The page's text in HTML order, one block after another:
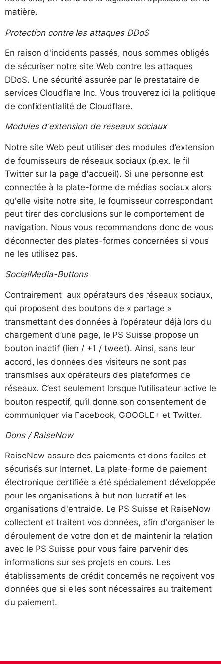
matière.
Protection contre les attaques DDoS
En raison d'incidents passés, nous sommes obligés
de sécuriser notre site Web contre les attaques
DDoS. Une sécurité assurée par le prestataire de
services Cloudflare Inc. Vous trouverez ici la politique
de confidentialité de Cloudflare.
Modules d'extension de réseaux sociaux
Notre site Web peut utiliser des modules d’extension
de fournisseurs de réseaux sociaux (p.ex. le fil
Twitter sur la page d'accueil). Si une personne est
connectée à la plate-forme de médias sociaux alors
qu'elle visite notre site, le fournisseur correspondant
peut tirer des conclusions sur le comportement de
navigation. Nous vous recommandons donc de vous
déconnecter des plates-formes concernées si vous
ne les utilisez pas.
SocialMedia-Buttons
Contrairement aux opérateurs des réseaux sociaux,
qui proposent des boutons de « partage »
transmettant des données à l’opérateur déjà lors du
chargement d’une page, le PS Suisse propose un
bouton inactif (lien / +1 / tweet). Ainsi, sans leur
accord, les données des visiteurs ne sont pas
transmises aux opérateurs des plateformes de
réseaux. C’est seulement lorsque l’utilisateur active le
bouton respectif, qu’il donne son consentement de
communiquer via Facebook, GOOGLE+ et Twitter.
Dons / RaiseNow
RaiseNow assure des paiements et dons faciles et
sécurisés sur Internet. La plate-forme de paiement
électronique certifiée a été spécialement développée
pour les organisations à but non lucratif et les
organisations d'entraide. Le PS Suisse et RaiseNow
collectent et traitent vos données, afin d'organiser le
déroulement de votre don et de maintenir la relation
avec le PS Suisse pour vous faire parvenir des
informations sur ses projets en cours. Les
établissements de crédit concernés ne reçoivent vos
données que si elles sont nécessaires au traitement
du paiement.